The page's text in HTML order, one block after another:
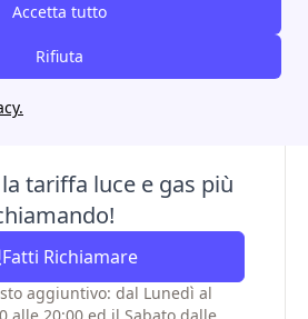
Accetta tutto
Rifiuta
per richiedere
ossia i documenti H/40 e
tariffa luce e gas più
Fatti Richiamare
aggiuntivo: dal Lunedì al